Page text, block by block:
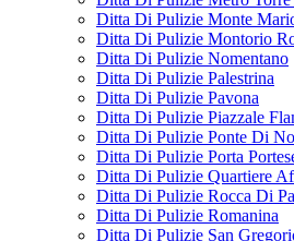
Ditta Di Pulizie Monte
Ditta Di Pulizie Montorio
Ditta Di Pulizie Nomentano
Ditta Di Pulizie Palestrina
Ditta Di Pulizie Pavona
Ditta Di Pulizie Piazzale
Ditta Di Pulizie Ponte Di
Ditta Di Pulizie Porta
Ditta Di Pulizie Quartiere
Ditta Di Pulizie Rocca Di
Ditta Di Pulizie Romanina
Ditta Di Pulizie San